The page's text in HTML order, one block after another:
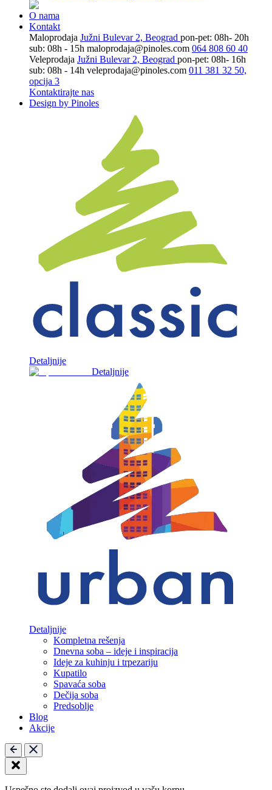
O nama
Kontakt
Maloprodaja Južni Bulevar 2, Beograd pon-pet: 08h- 20h
sub: 08h - 15h maloprodaja@pinoles.com 064 808 60 40
Veleprodaja Južni Bulevar 2, Beograd pon-pet: 08h- 16h
sub: 08h - 14h veleprodaja@pinoles.com 011 381 32 50,
opcija 3
Kontaktirajte nas
Design by Pinoles
Detaljnije
Detaljnije
Detaljnije
Kompletna rešenja
Dnevna soba – ideje i inspiracija
Ideje za kuhinju i trpezariju
Kupatilo
Spavaća soba
Dečija soba
Predsoblje
Blog
Akcije